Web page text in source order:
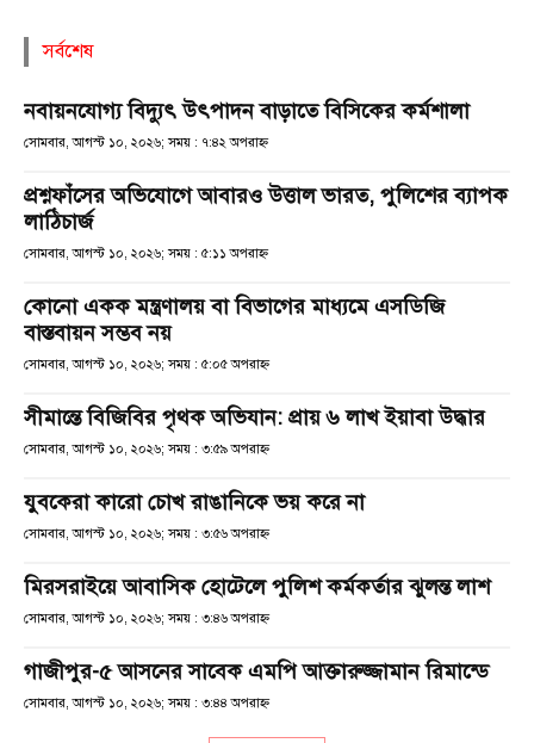
সর্বশেষ
নবায়নযোগ্য বিদ্যুৎ উৎপাদন বাড়াতে বিসিকের কর্মশালা
সোমবার, আগস্ট ১০, ২০২৬; সময় : ৭:৪২ অপরাহ্ণ
প্রশ্নফাঁসের অভিযোগে আবারও উত্তাল ভারত, পুলিশের ব্যাপক
লাঠিচার্জ
সোমবার, আগস্ট ১০, ২০২৬; সময় : ৫:১১ অপরাহ্ণ
কোনো একক মন্ত্রণালয় বা বিভাগের মাধ্যমে এসডিজি
বাস্তবায়ন সম্ভব নয়
সোমবার, আগস্ট ১০, ২০২৬; সময় : ৫:০৫ অপরাহ্ণ
সীমান্তে বিজিবির পৃথক অভিযান: প্রায় ৬ লাখ ইয়াবা উদ্ধার
সোমবার, আগস্ট ১০, ২০২৬; সময় : ৩:৫৯ অপরাহ্ণ
যুবকেরা কারো চোখ রাঙানিকে ভয় করে না
সোমবার, আগস্ট ১০, ২০২৬; সময় : ৩:৫৬ অপরাহ্ণ
মিরসরাইয়ে আবাসিক হোটেলে পুলিশ কর্মকর্তার ঝুলন্ত লাশ
সোমবার, আগস্ট ১০, ২০২৬; সময় : ৩:৪৬ অপরাহ্ণ
গাজীপুর-৫ আসনের সাবেক এমপি আক্তারুজ্জামান রিমান্ডে
সোমবার, আগস্ট ১০, ২০২৬; সময় : ৩:৪৪ অপরাহ্ণ